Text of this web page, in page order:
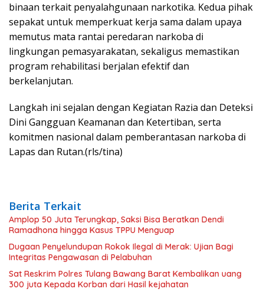
binaan terkait penyalahgunaan narkotika. Kedua pihak
sepakat untuk memperkuat kerja sama dalam upaya
memutus mata rantai peredaran narkoba di
lingkungan pemasyarakatan, sekaligus memastikan
program rehabilitasi berjalan efektif dan
berkelanjutan.
Langkah ini sejalan dengan Kegiatan Razia dan Deteksi
Dini Gangguan Keamanan dan Ketertiban, serta
komitmen nasional dalam pemberantasan narkoba di
Lapas dan Rutan.(rls/tina)
Berita Terkait
Amplop 50 Juta Terungkap, Saksi Bisa Beratkan Dendi
Ramadhona hingga Kasus TPPU Menguap
Dugaan Penyelundupan Rokok Ilegal di Merak: Ujian Bagi
Integritas Pengawasan di Pelabuhan
Sat Reskrim Polres Tulang Bawang Barat Kembalikan uang
300 juta Kepada Korban dari Hasil kejahatan